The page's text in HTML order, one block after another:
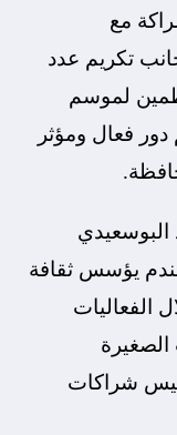
مع
تكريم عدد
لموسم
فعال ومؤثر
البوسعيدي
يؤسس ثقافة
الفعاليات
شراكات